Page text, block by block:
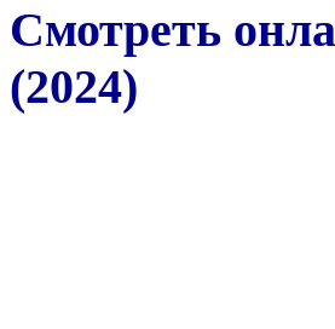
Смотреть
(2024)